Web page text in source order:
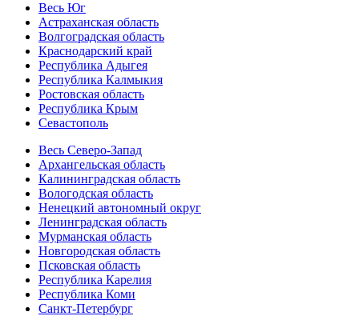
Весь Юг
Астраханская область
Волгоградская область
Краснодарский край
Республика Адыгея
Республика Калмыкия
Ростовская область
Республика Крым
Севастополь
Весь Северо-Запад
Архангельская область
Калининградская область
Вологодская область
Ненецкий автономный округ
Ленинградская область
Мурманская область
Новгородская область
Псковская область
Республика Карелия
Республика Коми
Санкт-Петербург